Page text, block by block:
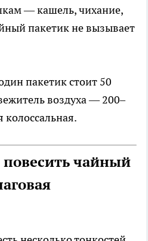
— кашель, чихание,
пакетик не вызывает
пакетик стоит 50
воздуха — 200–
чайный